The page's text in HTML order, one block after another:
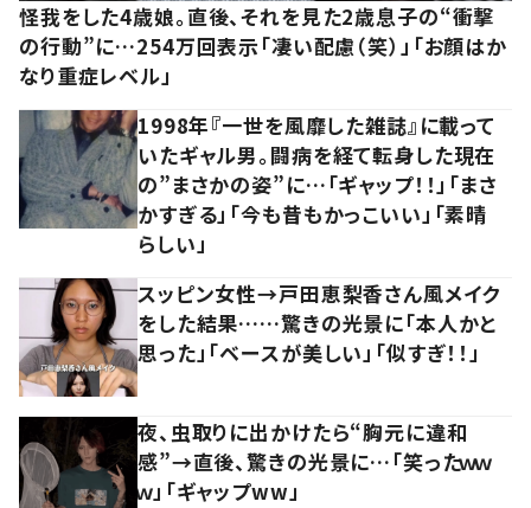
怪我をした4歳娘。直後、それを見た2歳息子の“衝撃
の行動”に…254万回表示「凄い配慮（笑）」「お顔はか
なり重症レベル」
1998年『一世を風靡した雑誌』に載って
いたギャル男。闘病を経て転身した現在
の”まさかの姿”に…「ギャップ！！」「まさ
かすぎる」「今も昔もかっこいい」「素晴
らしい」
スッピン女性→戸田恵梨香さん風メイク
をした結果……驚きの光景に「本人かと
思った」「ベースが美しい」「似すぎ！！」
夜、虫取りに出かけたら“胸元に違和
感”→直後、驚きの光景に…「笑ったｗｗ
ｗ」「ギャップww」